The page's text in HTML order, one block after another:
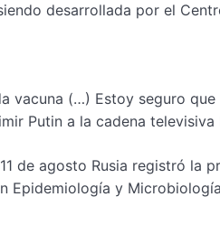
desarrollada por el
vacuna (…) Estoy seguro
Putin a la cadena televisiva
de agosto Rusia registró la
Epidemiología y